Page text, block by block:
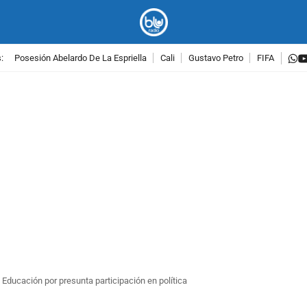
Posesión Abelardo De La Espriella Cali Gustavo Petro FIFA
por presunta participación en política